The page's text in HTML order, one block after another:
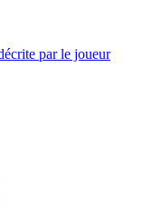
par le joueur